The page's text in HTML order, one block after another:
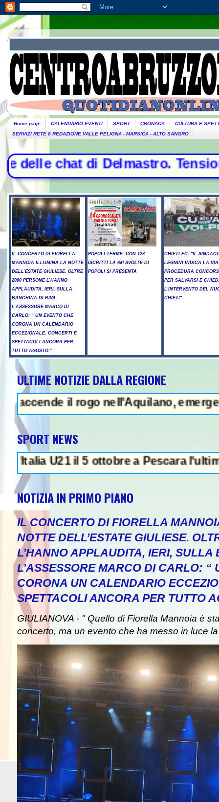
Home page CALENDARIO EVENTI SPORT CRONACA
CULTURA E
SERVIZI RETE 8 REDAZIONE VALLE PELIGNA - MARSICA - ALTO SANGRO
Tensione in
IL CONCERTO DI FIORELLA
MANNOIA ILLUMINA LA NOTTE
DELL’ESTATE GIULIESE. OLTRE
2000 PERSONE L’HANNO
APPLAUDITA, IERI, SULLA
BANCHINA DI RIVA.
L’ASSESSORE MARCO DI
CARLO: “ UN EVENTO CHE
CORONA UN CALENDARIO
ECCEZIONALE. CONCERTI E
SPETTACOLI ANCORA PER
TUTTO AGOSTO.”
POPOLI TERME: CON 123
ISCRITTI LA 64ª SVOLTE DI
POPOLI SI PRESENTA
CHIETI FC: "IL
LEGNINI INDICA LA
PROCEDURA
PER SALVARSI E
L'INTERVENTO DEL
CHIETI"
ULTIME NOTIZIE DALLA REGIONE
il rogo nell'Aquilano, emergenza in
SPORT NEWS
il 5 ottobre a Pescara l'ultima gara di
NOTIZIA IN PRIMO PIANO
IL CONCERTO DI FIORELLA
NOTTE DELL’ESTATE GIULIESE.
L’HANNO APPLAUDITA, IERI, SULLA
L’ASSESSORE MARCO DI CARLO: “
CORONA UN CALENDARIO
SPETTACOLI ANCORA PER TUTTO
GIULIANOVA - " Quello di Fiorella Mannoia è
concerto, ma un evento che ha messo in luce
"abbiamo molte munizioni,